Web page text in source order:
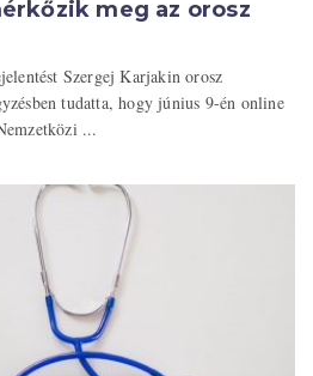
meg az orosz
Szergej Karjakin orosz
tudatta, hogy június 9-én online
...